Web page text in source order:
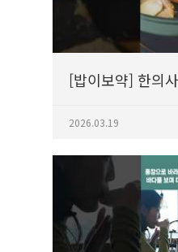
[밥이보약] 한의
2026.03.19